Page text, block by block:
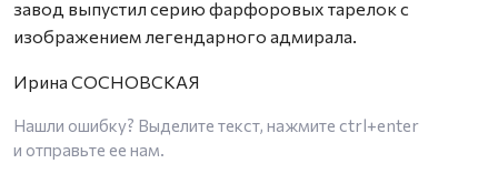
завод выпустил серию фарфоровых тарелок с
изображением легендарного адмирала.
Ирина СОСНОВСКАЯ
Нашли ошибку? Выделите текст, нажмите ctrl+enter
и отправьте ее нам.